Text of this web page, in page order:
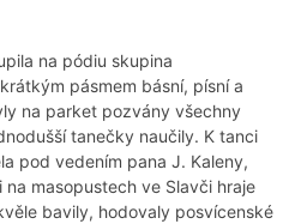
na pódiu skupina
pásmem básní, písní a
na parket pozvány všechny
tanečky naučily. K tanci
pod vedením pana J. Kaleny,
masopustech ve Slavči hraje
bavily, hodovaly posvícenské